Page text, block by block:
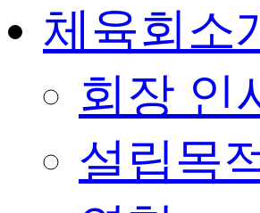
체육회소
회장 인
설립목